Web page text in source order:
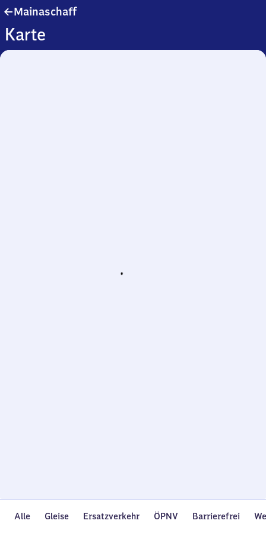
MainaschaffMainaschaff
Karte
Alle Gleise Ersatzverkehr ÖPNV Barrierefrei